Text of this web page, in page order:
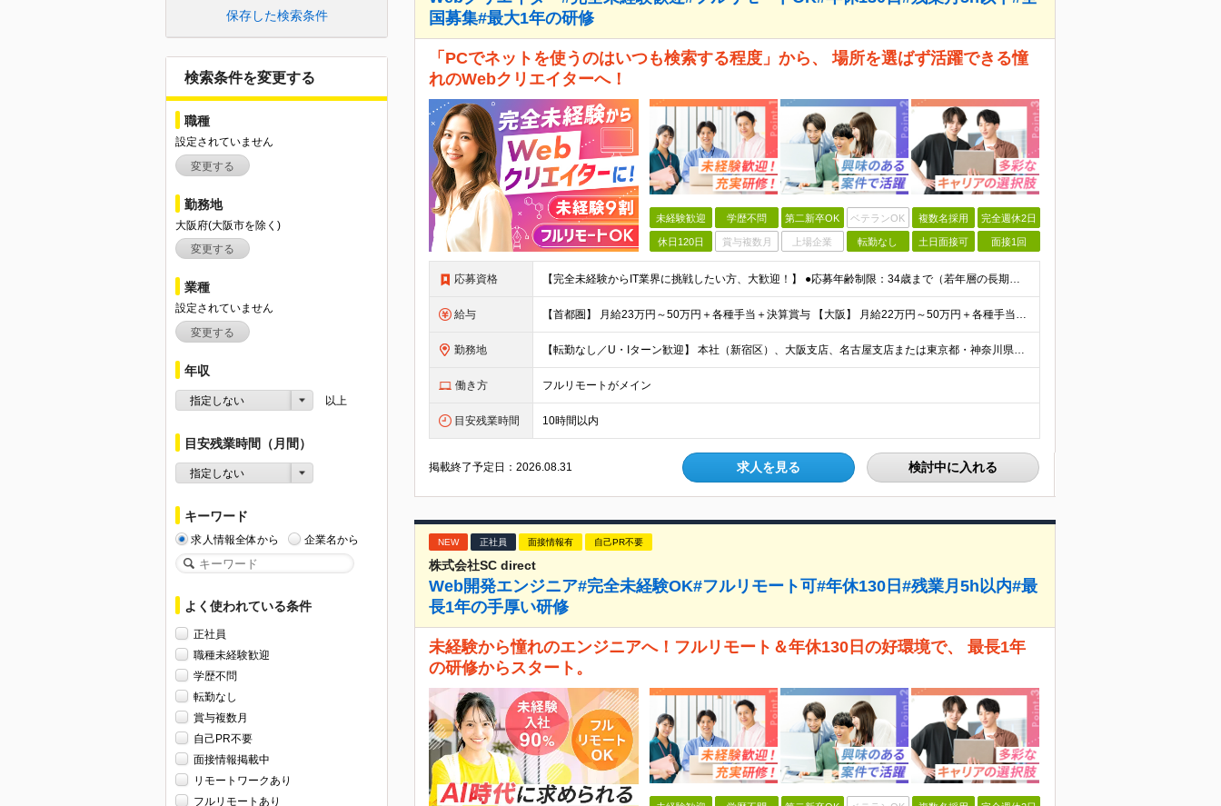
保存した検索条件
検索条件を変更する
職種
設定されていません
変更する
勤務地
大阪府(大阪市を除く)
変更する
業種
設定されていません
変更する
年収
指定しない 以上
目安残業時間（月間）
指定しない
キーワード
求人情報全体から 企業名から
よく使われている条件
正社員
職種未経験歓迎
学歴不問
転勤なし
賞与複数月
自己PR不要
面接情報掲載中
リモートワークあり
フルリモートあり
国募集#最大1年の研修
「PCでネットを使うのはいつも検索する程度」から、 場所を選ばず活躍できる憧
れのWebクリエイターへ！
未経験歓迎 学歴不問 第二新卒OK ベテランOK 複数名採用 完全週休2日
休日120日 賞与複数月 上場企業 転勤なし 土日面接可 面接1回
応募資格 【完全未経験からIT業界に挑戦したい方、大歓迎！】 ●応募年齢制限：34歳まで（若年層の長期キャリア形成を図るため） ★学歴不問・転職回数不問 ★第二新卒・社会人デビューOK 【こんな方を求めていま
給与 【首都圏】 月給23万円～50万円＋各種手当＋決算賞与 【大阪】 月給22万円～50万円＋各種手当＋決算賞与 【愛知】 月給21.5万円～50万円＋各種手当＋決算賞与 【福岡・宮城】 月給20万
勤務地 【転勤なし／U・Iターン歓迎】 本社（新宿区）、大阪支店、名古屋支店または東京都・神奈川県・千葉県・埼玉県・愛知県・大阪府・福岡県をはじめ、全国のプロジェクト先 ※ご希望を最大限考慮して配属先を決定
働き方 フルリモートがメイン
目安残業時間 10時間以内
掲載終了予定日：2026.08.31 求人を見る 検討中に入れる
NEW 正社員 面接情報有 自己PR不要
株式会社SC direct
Web開発エンジニア#完全未経験OK#フルリモート可#年休130日#残業月5h以内#最
長1年の手厚い研修
未経験から憧れのエンジニアへ！フルリモート＆年休130日の好環境で、 最長1年
の研修からスタート。